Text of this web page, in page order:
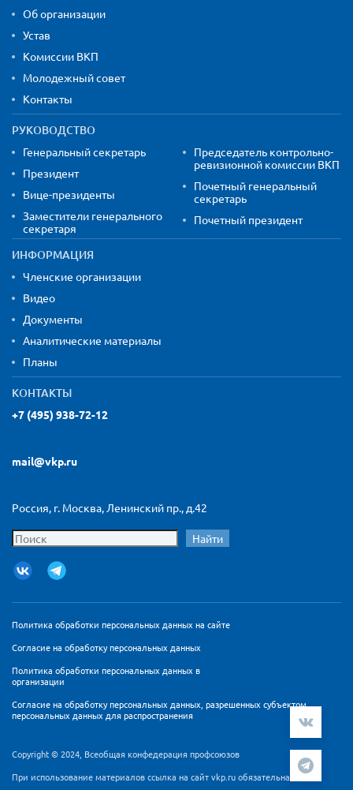
Об организации
Устав
Комиссии ВКП
Молодежный совет
Контакты
РУКОВОДСТВО
Генеральный секретарь
Президент
Вице-президенты
Заместители генерального
секретаря
Председатель контрольно-
ревизионной комиссии ВКП
Почетный генеральный
секретарь
Почетный президент
ИНФОРМАЦИЯ
Членские организации
Видео
Документы
Аналитические материалы
Планы
КОНТАКТЫ
+7 (495) 938-72-12
mail@vkp.ru
Россия, г. Москва, Ленинский пр., д.42
Найти
Политика обработки персональных данных на сайте
Согласие на обработку персональных данных
Политика обработки персональных данных в
организации
Согласие на обработку персональных данных, разрешенных субъектом
персональных данных для распространения
Copyright © 2024, Всеобщая конфедерация профсоюзов
При использование материалов ссылка на сайт vkp.ru обязательна